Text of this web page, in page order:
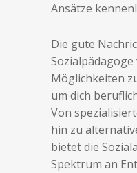
Ansätze
Die gute
Möglichkeiten
um dich
Von
hin zu
bietet die
Spektrum an